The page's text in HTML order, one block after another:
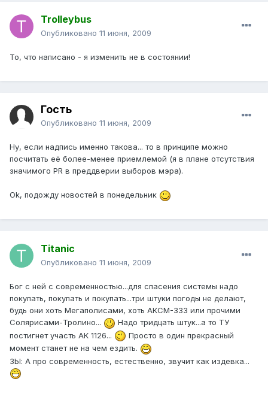
Trolleybus
Опубликовано 11 июня, 2009
То, что написано - я изменить не в состоянии!
Гость
Опубликовано 11 июня, 2009
Ну, если надпись именно такова... то в принципе можно
посчитать её более-менее приемлемой (я в плане отсутствия
значимого PR в преддверии выборов мэра).
Ok, подожду новостей в понедельник
Titanic
Опубликовано 11 июня, 2009
Бог с ней с современностью...для спасения системы надо
покупать, покупать и покупать...три штуки погоды не делают,
будь они хоть Мегаполисами, хоть АКСМ-333 или прочими
Солярисами-Тролино...
Надо тридцать штук...а то ТУ
постигнет участь АК 1126...
Просто в один прекрасный
момент станет не на чем ездить.
ЗЫ: А про современность, естественно, звучит как издевка...